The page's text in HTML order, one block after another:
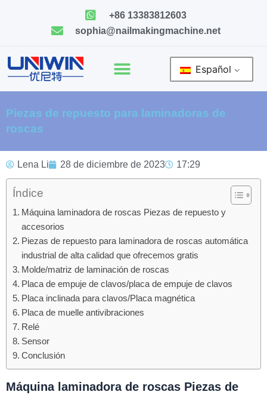
+86 13383812603
sophia@nailmakingmachine.net
Español
Piezas de repuesto para laminadoras de
roscas
Lena Li 28 de diciembre de 2023 17:29
Índice
Máquina laminadora de roscas Piezas de repuesto y
accesorios
Piezas de repuesto para laminadora de roscas automática
industrial de alta calidad que ofrecemos gratis
Molde/matriz de laminación de roscas
Placa de empuje de clavos/placa de empuje de clavos
Placa inclinada para clavos/Placa magnética
Placa de muelle antivibraciones
Relé
Sensor
Conclusión
Máquina laminadora de roscas Piezas de